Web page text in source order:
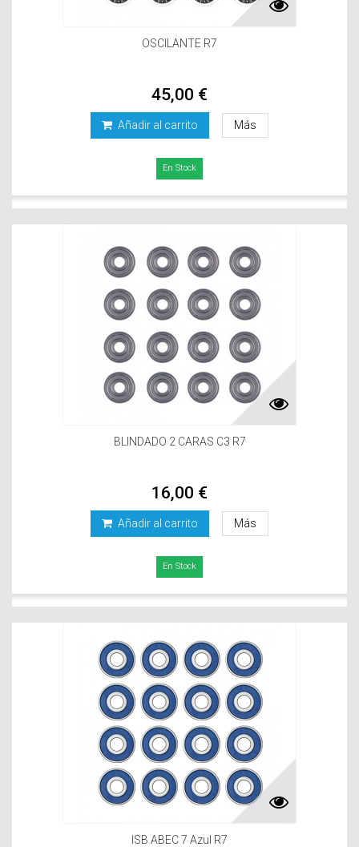
OSCILANTE R7
45,00 €
Añadir al carrito Más
En Stock
BLINDADO 2 CARAS C3 R7
16,00 €
Añadir al carrito Más
En Stock
ISB ABEC 7 Azul R7